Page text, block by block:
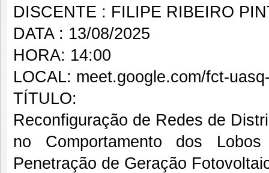
DISCENTE : FILIPE RIBEIRO
DATA : 13/08/2025
HORA: 14:00
LOCAL: meet.google.com/fct-
TÍTULO:
Reconfiguração de Redes de
no Comportamento dos
Penetração de Geração